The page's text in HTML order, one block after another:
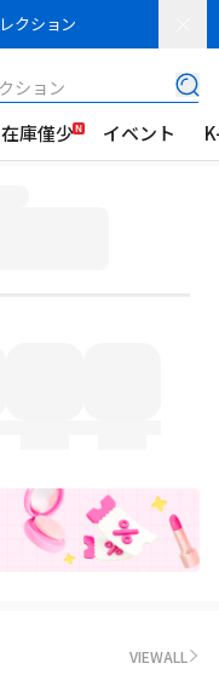
クション
ション
在庫僅少 イベント
VIEWALL